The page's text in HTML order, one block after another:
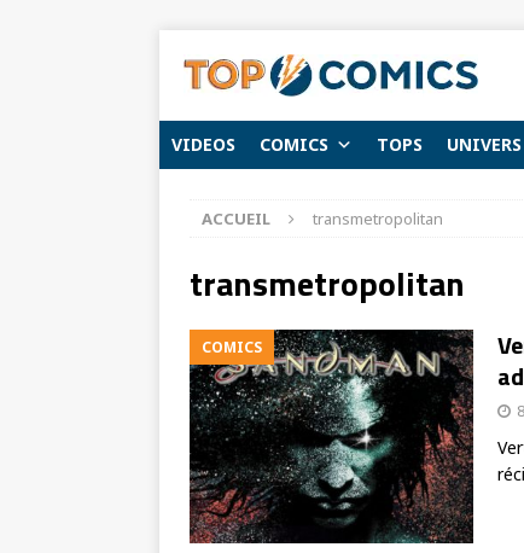
VIDEOS COMICS TOPS UNIVERS
ACCUEIL transmetropolitan
transmetropolitan
COMICS